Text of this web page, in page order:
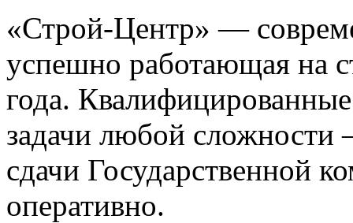
«Строй-Центр» —
успешно работающая на
года.
задачи любой сложности
сдачи Государственной
оперативно.